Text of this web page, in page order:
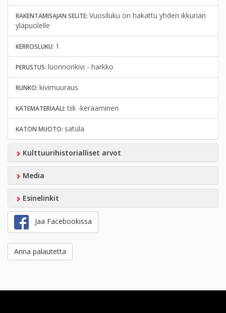
RAKENTAMISAJAN SELITE: Vuosiluku on hakattu yhden ikkunan
yläpuolelle
KERROSLUKU: 1
PERUSTUS: luonnonkivi - harkko
RUNKO: kivimuuraus
KATEMATERIAALI:tiili -keraaminen
KATON MUOTO: satula
Kulttuurihistorialliset arvot
Media
Esinelinkit
Jaa Facebookissa
Anna palautetta